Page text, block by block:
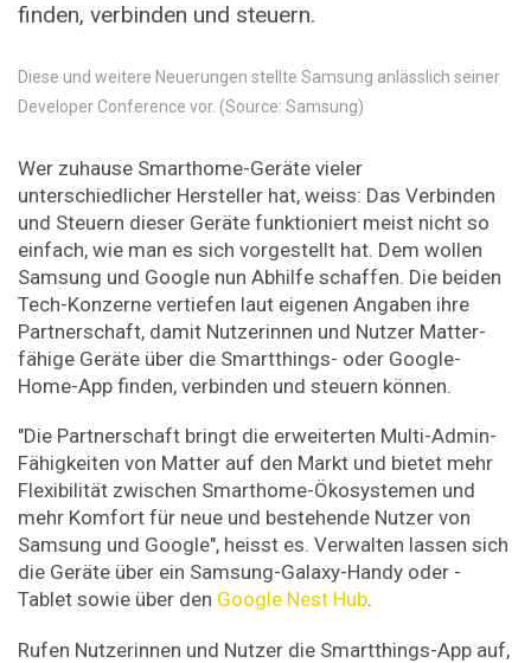
finden, verbinden und steuern.
Diese und weitere Neuerungen stellte Samsung anlässlich seiner
Developer Conference vor. (Source: Samsung)
Wer zuhause Smarthome-Geräte vieler
unterschiedlicher Hersteller hat, weiss: Das Verbinden
und Steuern dieser Geräte funktioniert meist nicht so
einfach, wie man es sich vorgestellt hat. Dem wollen
Samsung und Google nun Abhilfe schaffen. Die beiden
Tech-Konzerne vertiefen laut eigenen Angaben ihre
Partnerschaft, damit Nutzerinnen und Nutzer Matter-
fähige Geräte über die Smartthings- oder Google-
Home-App finden, verbinden und steuern können.
"Die Partnerschaft bringt die erweiterten Multi-Admin-
Fähigkeiten von Matter auf den Markt und bietet mehr
Flexibilität zwischen Smarthome-Ökosystemen und
mehr Komfort für neue und bestehende Nutzer von
Samsung und Google", heisst es. Verwalten lassen sich
die Geräte über ein Samsung-Galaxy-Handy oder -
Tablet sowie über den Google Nest Hub.
Rufen Nutzerinnen und Nutzer die Smartthings-App auf,